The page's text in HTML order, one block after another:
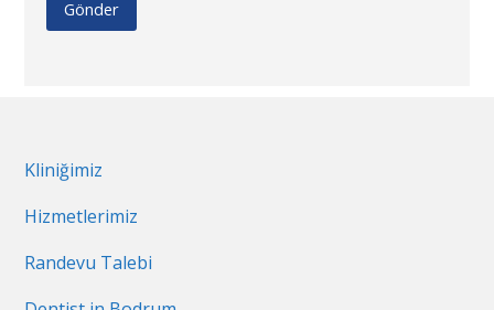
Kliniğimiz
Hizmetlerimiz
Randevu Talebi